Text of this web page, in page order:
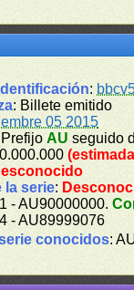
:
: Billete emitido
05 2015
PrefijoAU seguido
la serie:
- AU90000000.
- AU89999076
conocidos: